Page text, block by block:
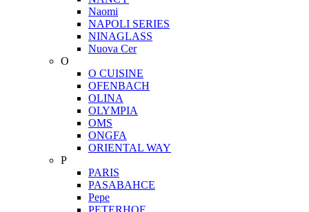
Naomi
NAPOLI SERIES
NINAGLASS
Nuova Cer
O
O CUISINE
OFENBACH
OLINA
OLYMPIA
OMS
ONGFA
ORIENTAL WAY
P
PARIS
PASABAHCE
Pepe
PETERHOF